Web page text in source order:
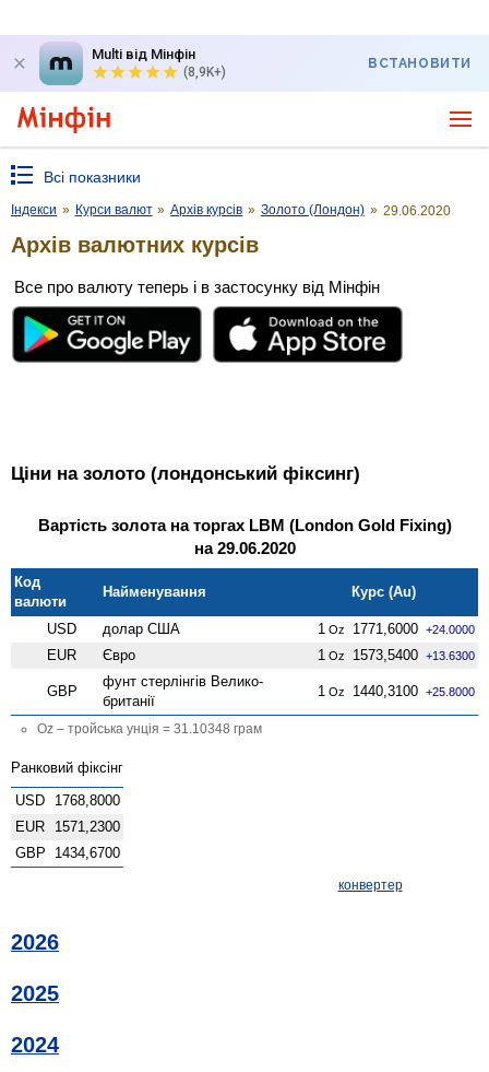
Multi від Мінфін
(8,9K+)
ВСТАНОВИТИ
Всі показники
Індекси » Курси валют » Архів курсів » Золото (Лондон) » 29.06.2020
Архів валютних курсів
Все про валюту теперь і в застосунку від Мінфін
Ціни на золото (лондонський фіксинг)
Вартість золота на торгах LBM (London Gold Fixing)
на 29.06.2020
Код
валюти
Найменування Курс (Au)
USD долар США 1 Oz 1771,6000 +24.0000
EUR Євро 1 Oz 1573,5400 +13.6300
GBP
фунт стерлінгів Велико­
британії
1 Oz 1440,3100 +25.8000
Oz – тройська унція = 31.10348 грам
Ранковий фіксінг
USD
1768,8000
EUR
1571,2300
GBP
1434,6700
конвертер
2026
2025
2024